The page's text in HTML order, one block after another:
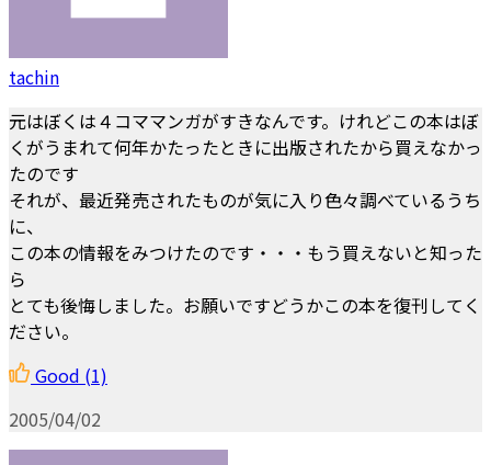
tachin
元はぼくは４コママンガがすきなんです。けれどこの本はぼ
くがうまれて何年かたったときに出版されたから買えなかっ
たのです
それが、最近発売されたものが気に入り色々調べているうち
に、
この本の情報をみつけたのです・・・もう買えないと知った
ら
とても後悔しました。お願いですどうかこの本を復刊してく
ださい。
Good (1)
2005/04/02